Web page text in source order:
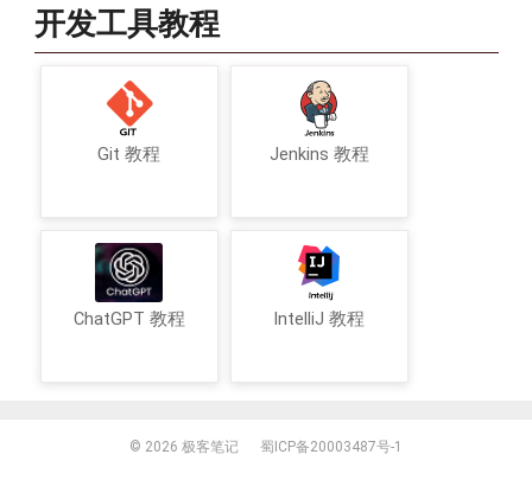
开发工具教程
Git 教程 Jenkins 教程
ChatGPT 教程 IntelliJ 教程
© 2026 极客笔记 蜀ICP备20003487号-1